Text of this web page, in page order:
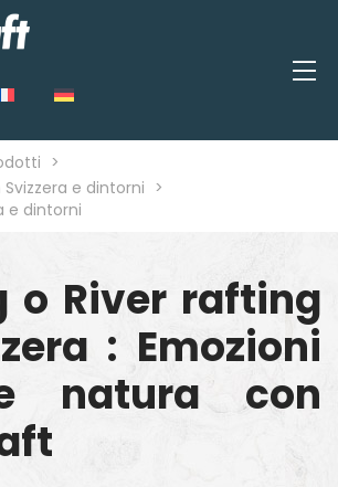
>
e dintorni >
e dintorni
o River rafting
: Emozioni
natura con